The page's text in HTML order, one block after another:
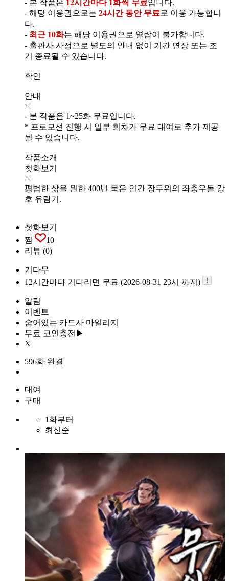
- 본 작품은 12시간마다 1화씩 무료입니다.
- 해당 이용권으로는 24시간 동안 무료 로 이용 가능합니
다.
- 최근 10화는 해당 이용권으로 열람이 불가합니다.
- 출판사 사정으로 별도의 안내 없이 기간 연장 또는 조
기 종료될 수 있습니다.
확인
안내
- 본 작품은 1~25화 무료입니다.
* 프로모션 진행 시 일부 회차가 무료 대여로 추가 제공
될 수 있습니다.
작품소개
첫화보기
평범한 삶을 원한 400년 묵은 인간 장무위의 좌충우돌 강
호 유람기.
첫화보기
찜
10
리뷰 (0)
기다무
12시간마다 기다리면 무료 (2026-08-31 23시 까지)
알림
이벤트
숨어있는 카드사 마일리지
무료 코인충전▶
X
596화 완결
대여
구매
1화부터
최신순